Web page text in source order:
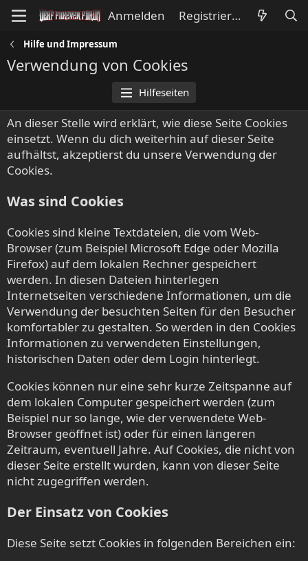
Anmelden Registrieren
Hilfe und Impressum
Verwendung von Cookies
Hilfeseiten
An dieser Stelle wird erklärt, wie diese Seite Cookies
einsetzt. Wenn du dich weiterhin auf dieser Seite
aufhältst, akzeptierst du unsere Verwendung der
Cookies.
Was sind Cookies
Cookies sind kleine Textdateien, die vom Web-
Browser (zum Beispiel Microsoft Edge oder Mozilla
Firefox) auf dem lokalen Rechner gespeichert
werden. In diesen Dateien hinterlegen
Internetseiten verschiedene Informationen, um die
Verwendung der besuchten Seiten für den Besucher
komfortabler zu gestalten. So werden in den Cookies
Informationen zu verwendeten Einstellungen,
historischen Daten oder dem Login hinterlegt.
Cookies können nur eine sehr kurze Zeitspanne auf
dem lokalen Computer gespeichert werden (zum
Beispiel nur so lange, wie der verwendete Web-
Browser geöffnet ist) oder für einen längeren
Zeitraum, eventuell Jahre. Auf Cookies, die nicht von
dieser Seite erstellt wurden, kann von dieser Seite
nicht zugegriffen werden.
Der Einsatz von Cookies
Diese Seite setzt Cookies in folgenden Bereichen ein: